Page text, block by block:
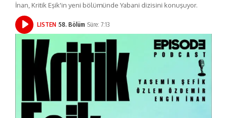
İnan, Kritik Eşik'in yeni bölümünde Yabani dizisini konuşuyor.
LISTEN 58. Bölüm Süre: 7:13